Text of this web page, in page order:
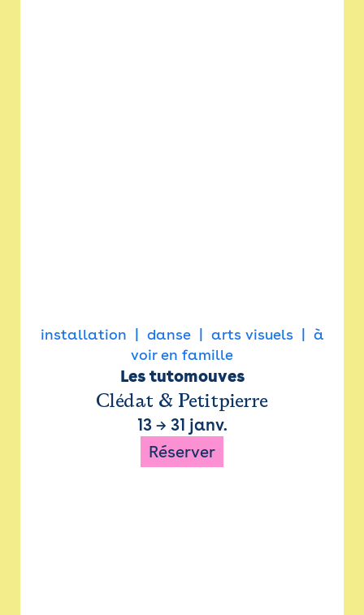
installation danse arts visuels
à
voir en famille
Les tutomouves
Clédat & Petitpierre
13→ 31 janv.
Réserver